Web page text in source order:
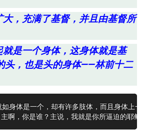
，充满了基督，并且由基督所
是一个身体，这身体就是基
头，也是头的身体——林前十二
身体是一个，却有许多肢体，而且身体上
啊，你是谁？主说，我就是你所逼迫的耶稣